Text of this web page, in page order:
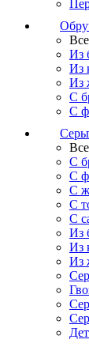
Все
Из
Из
Из
С
С
Все
С
С
С
С
С
Из
Из
Из